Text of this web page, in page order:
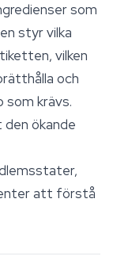
som
styr vilka
vilken
och
som krävs.
ökande
att förstå